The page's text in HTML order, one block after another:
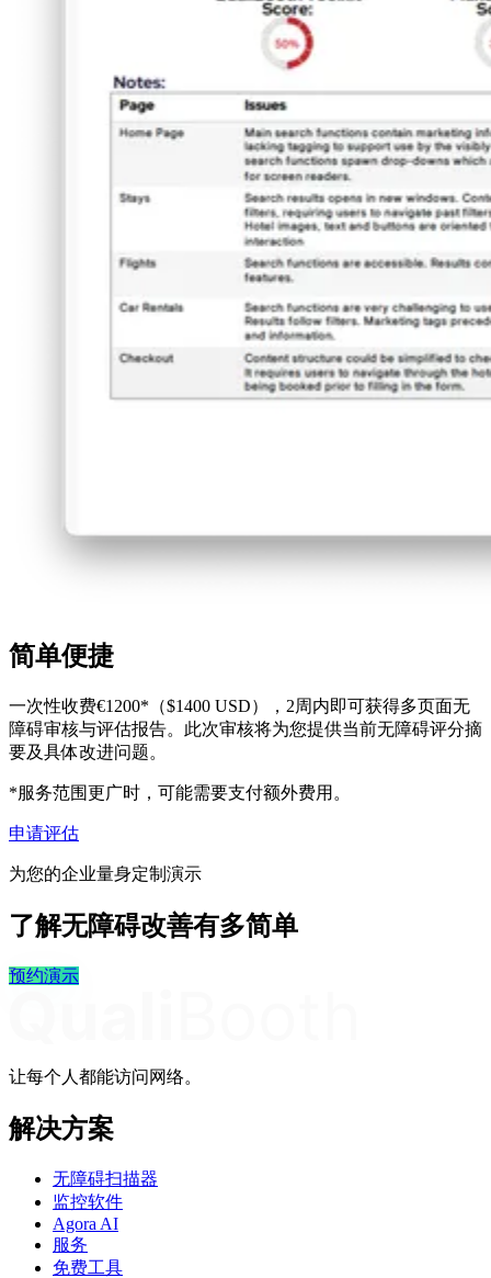
简单便捷
一次性收费€1200*（$1400 USD），2周内即可获得多页面无
障碍审核与评估报告。此次审核将为您提供当前无障碍评分摘
要及具体改进问题。
*服务范围更广时，可能需要支付额外费用。
申请评估
为您的企业量身定制演示
了解无障碍改善有多简单
预约演示
让每个人都能访问网络。
解决方案
无障碍扫描器
监控软件
Agora AI
服务
免费工具